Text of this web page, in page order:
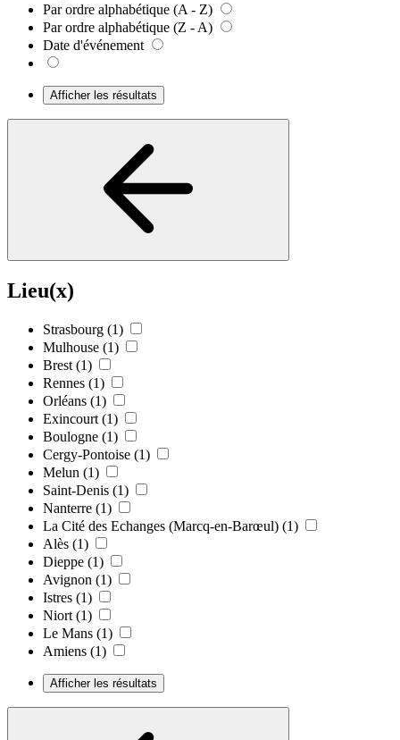
Par ordre alphabétique (A - Z)
Par ordre alphabétique (Z - A)
Date d'événement
Afficher les résultats
Lieu(x)
Strasbourg (1)
Mulhouse (1)
Brest (1)
Rennes (1)
Orléans (1)
Exincourt (1)
Boulogne (1)
Cergy-Pontoise (1)
Melun (1)
Saint-Denis (1)
Nanterre (1)
La Cité des Echanges (Marcq-en-Barœul) (1)
Alès (1)
Dieppe (1)
Avignon (1)
Istres (1)
Niort (1)
Le Mans (1)
Amiens (1)
Afficher les résultats